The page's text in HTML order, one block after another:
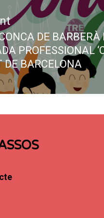
DE BARBERÀ
PROFESSIONAL
DE BARCELONA